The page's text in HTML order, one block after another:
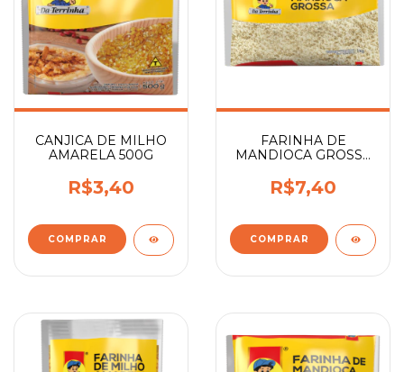
CANJICA DE MILHO
AMARELA 500G
R$3,40
FARINHA DE
MANDIOCA GROSSA
R$7,40